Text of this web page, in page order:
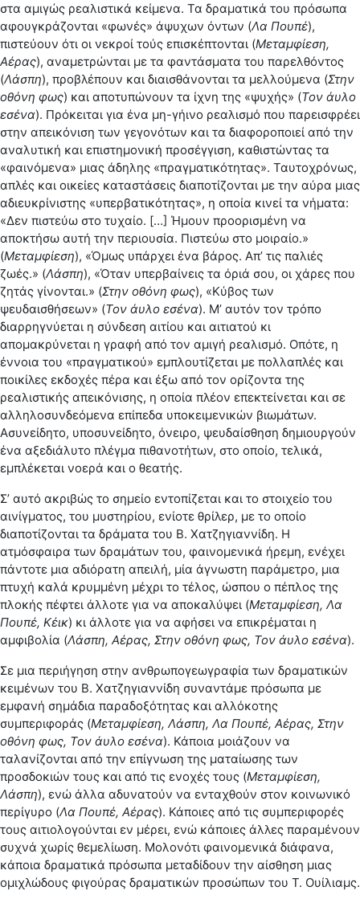
στα αμιγώς ρεαλιστικά κείμενα. Τα δραματικά του πρόσωπα
αφουγκράζονται «φωνές» άψυχων όντων (Λα Πουπέ),
πιστεύουν ότι οι νεκροί τούς επισκέπτονται (Μεταμφίεση,
Αέρας), αναμετρώνται με τα φαντάσματα του παρελθόντος
(Λάσπη), προβλέπουν και διαισθάνονται τα μελλούμενα (Στην
οθόνη φως) και αποτυπώνουν τα ίχνη της «ψυχής» (Τον άυλο
εσένα). Πρόκειται για ένα μη-γήινο ρεαλισμό που παρεισφρέει
στην απεικόνιση των γεγονότων και τα διαφοροποιεί από την
αναλυτική και επιστημονική προσέγγιση, καθιστώντας τα
«φαινόμενα» μιας άδηλης «πραγματικότητας». Ταυτοχρόνως,
απλές και οικείες καταστάσεις διαποτίζονται με την αύρα μιας
αδιευκρίνιστης «υπερβατικότητας», η οποία κινεί τα νήματα:
«Δεν πιστεύω στο τυχαίο. […] Ήμουν προορισμένη να
αποκτήσω αυτή την περιουσία. Πιστεύω στο μοιραίο.»
(Μεταμφίεση), «Όμως υπάρχει ένα βάρος. Απ’ τις παλιές
ζωές.» (Λάσπη), «Όταν υπερβαίνεις τα όριά σου, οι χάρες που
ζητάς γίνονται.» (Στην οθόνη φως), «Κύβος των
ψευδαισθήσεων» (Τον άυλο εσένα). Μ’ αυτόν τον τρόπο
διαρρηγνύεται η σύνδεση αιτίου και αιτιατού κι
απομακρύνεται η γραφή από τον αμιγή ρεαλισμό. Οπότε, η
έννοια του «πραγματικού» εμπλουτίζεται με πολλαπλές και
ποικίλες εκδοχές πέρα και έξω από τον ορίζοντα της
ρεαλιστικής απεικόνισης, η οποία πλέον επεκτείνεται και σε
αλληλοσυνδεόμενα επίπεδα υποκειμενικών βιωμάτων.
Ασυνείδητο, υποσυνείδητο, όνειρο, ψευδαίσθηση δημιουργούν
ένα αξεδιάλυτο πλέγμα πιθανοτήτων, στο οποίο, τελικά,
εμπλέκεται νοερά και ο θεατής.
Σ’ αυτό ακριβώς το σημείο εντοπίζεται και το στοιχείο του
αινίγματος, του μυστηρίου, ενίοτε θρίλερ, με το οποίο
διαποτίζονται τα δράματα του Β. Χατζηγιαννίδη. Η
ατμόσφαιρα των δραμάτων του, φαινομενικά ήρεμη, ενέχει
πάντοτε μια αδιόρατη απειλή, μία άγνωστη παράμετρο, μια
πτυχή καλά κρυμμένη μέχρι το τέλος, ώσπου ο πέπλος της
πλοκής πέφτει άλλοτε για να αποκαλύψει (Μεταμφίεση, Λα
Πουπέ, Κέικ) κι άλλοτε για να αφήσει να επικρέμαται η
αμφιβολία (Λάσπη, Αέρας, Στην οθόνη φως, Τον άυλο εσένα).
Σε μια περιήγηση στην ανθρωπογεωγραφία των δραματικών
κειμένων του Β. Χατζηγιαννίδη συναντάμε πρόσωπα με
εμφανή σημάδια παραδοξότητας και αλλόκοτης
συμπεριφοράς (Μεταμφίεση, Λάσπη, Λα Πουπέ, Αέρας, Στην
οθόνη φως, Τον άυλο εσένα). Κάποια μοιάζουν να
ταλανίζονται από την επίγνωση της ματαίωσης των
προσδοκιών τους και από τις ενοχές τους (Μεταμφίεση,
Λάσπη), ενώ άλλα αδυνατούν να ενταχθούν στον κοινωνικό
περίγυρο (Λα Πουπέ, Αέρας). Κάποιες από τις συμπεριφορές
τους αιτιολογούνται εν μέρει, ενώ κάποιες άλλες παραμένουν
συχνά χωρίς θεμελίωση. Μολονότι φαινομενικά διάφανα,
κάποια δραματικά πρόσωπα μεταδίδουν την αίσθηση μιας
ομιχλώδους φιγούρας δραματικών προσώπων του Τ. Ουίλιαμς.